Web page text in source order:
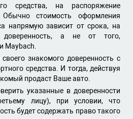
средства, на распоряжение
стоимость оформления
напрямую зависит от срока, на
доверенность, а не от того,
Maybach
знакомого доверенность с
средства. И тогда, действуя
продаст Ваше авто.
указанные в доверенности
лицу), при условии, что
будет содержать право такого